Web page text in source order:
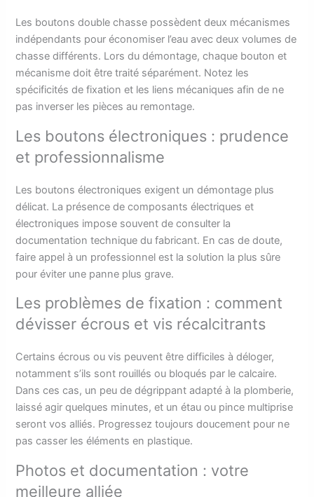
Les boutons double chasse possèdent deux mécanismes
indépendants pour économiser l’eau avec deux volumes de
chasse différents. Lors du démontage, chaque bouton et
mécanisme doit être traité séparément. Notez les
spécificités de fixation et les liens mécaniques afin de ne
pas inverser les pièces au remontage.
Les boutons électroniques : prudence
et professionnalisme
Les boutons électroniques exigent un démontage plus
délicat. La présence de composants électriques et
électroniques impose souvent de consulter la
documentation technique du fabricant. En cas de doute,
faire appel à un professionnel est la solution la plus sûre
pour éviter une panne plus grave.
Les problèmes de fixation : comment
dévisser écrous et vis récalcitrants
Certains écrous ou vis peuvent être difficiles à déloger,
notamment s’ils sont rouillés ou bloqués par le calcaire.
Dans ces cas, un peu de dégrippant adapté à la plomberie,
laissé agir quelques minutes, et un étau ou pince multiprise
seront vos alliés. Progressez toujours doucement pour ne
pas casser les éléments en plastique.
Photos et documentation : votre
meilleure alliée